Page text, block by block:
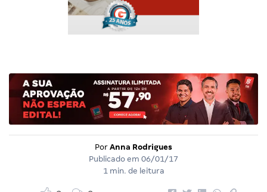
Por Anna Rodrigues
Publicado em 06/01/17
1 min. de leitura